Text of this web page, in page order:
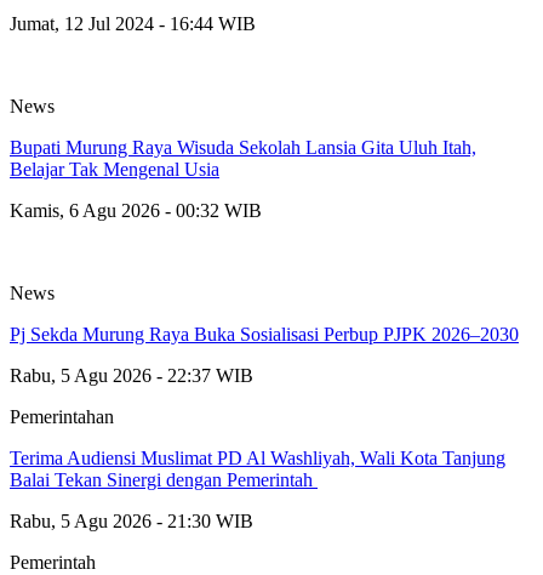
Jumat, 12 Jul 2024 - 16:44 WIB
News
Bupati Murung Raya Wisuda Sekolah Lansia Gita Uluh Itah,
Belajar Tak Mengenal Usia
Kamis, 6 Agu 2026 - 00:32 WIB
News
Pj Sekda Murung Raya Buka Sosialisasi Perbup PJPK 2026–2030
Rabu, 5 Agu 2026 - 22:37 WIB
Pemerintahan
Terima Audiensi Muslimat PD Al Washliyah, Wali Kota Tanjung
Balai Tekan Sinergi dengan Pemerintah
Rabu, 5 Agu 2026 - 21:30 WIB
Pemerintah